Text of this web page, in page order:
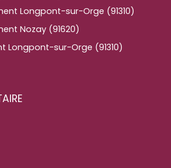
Longpont-sur-Orge (91310)
Nozay (91620)
Longpont-sur-Orge (91310)